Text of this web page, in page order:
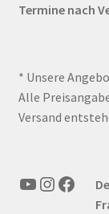
Termine nach
* Unsere
Alle
Versand
YouTube